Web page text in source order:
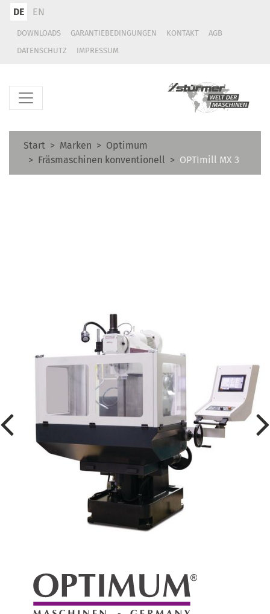
DE EN
DOWNLOADS GARANTIEBEDINGUNGEN KONTAKT
AGB
DATENSCHUTZ
IMPRESSUM
Start Marken
Optimum
Fräsmaschinen konventionell
OPTImill MX 3